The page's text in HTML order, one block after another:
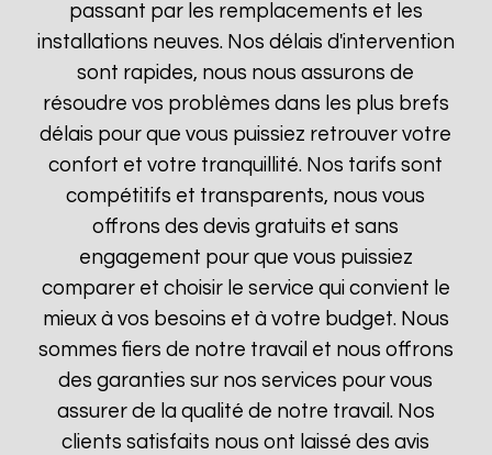
passant par les remplacements et les
installations neuves. Nos délais d'intervention
sont rapides, nous nous assurons de
résoudre vos problèmes dans les plus brefs
délais pour que vous puissiez retrouver votre
confort et votre tranquillité. Nos tarifs sont
compétitifs et transparents, nous vous
offrons des devis gratuits et sans
engagement pour que vous puissiez
comparer et choisir le service qui convient le
mieux à vos besoins et à votre budget. Nous
sommes fiers de notre travail et nous offrons
des garanties sur nos services pour vous
assurer de la qualité de notre travail. Nos
clients satisfaits nous ont laissé des avis